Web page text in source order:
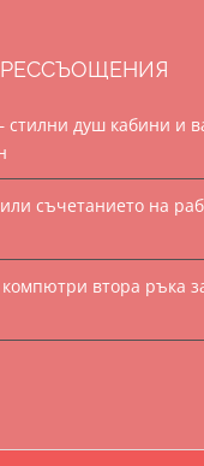
стилни душ кабини и
съчетанието на
втора ръка